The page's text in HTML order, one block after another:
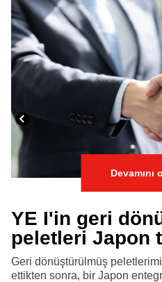
Devamını
YE I'in geri
peletleri Japon
Geri dönüştürülmüş
ettikten sonra, bir Japon